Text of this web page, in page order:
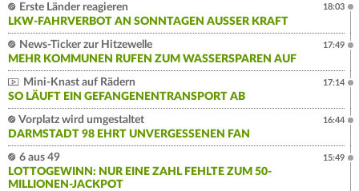
Erste Länder reagieren
LKW-FAHRVERBOT AN SONNTAGEN AUSSER KRAFT
18:03
News-Ticker zur Hitzewelle
MEHR KOMMUNEN RUFEN ZUM WASSERSPAREN AUF
17:49
Mini-Knast auf Rädern
SO LÄUFT EIN GEFANGENENTRANSPORT AB
17:14
Vorplatz wird umgestaltet
DARMSTADT 98 EHRT UNVERGESSENEN FAN
16:44
6 aus 49
LOTTOGEWINN: NUR EINE ZAHL FEHLTE ZUM 50-
MILLIONEN-JACKPOT
15:49